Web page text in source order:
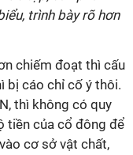
trình bày rõ hơn
chiếm đoạt thì cấu
bị cáo chỉ cố ý thôi.
thì không có quy
tiền của cổ đông để
cơ sở vật chất,